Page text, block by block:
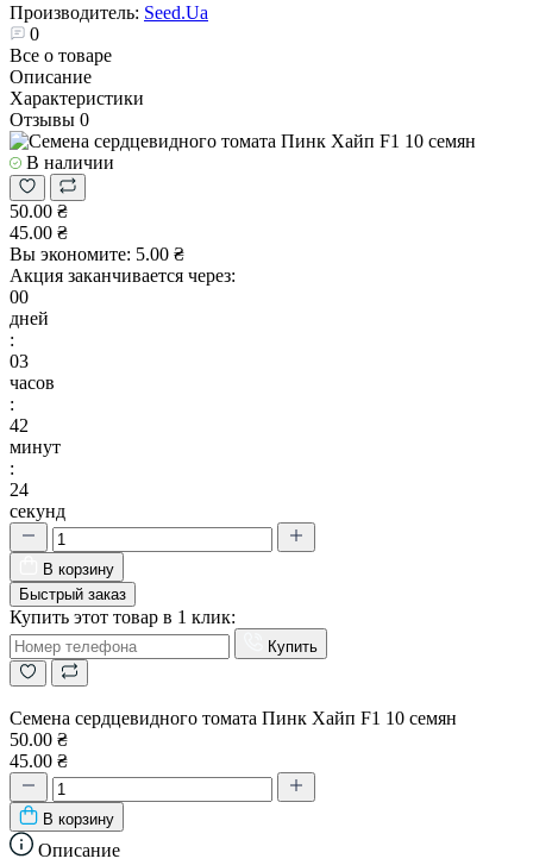
Производитель: Seed.Ua
0
Все о товаре
Описание
Характеристики
Отзывы 0
В наличии
50.00 ₴
45.00 ₴
Вы экономите: 5.00 ₴
Акция заканчивается через:
00
дней
:
03
часов
:
42
минут
:
23
секунд
В корзину
Быстрый заказ
Купить этот товар в 1 клик:
Купить
Семена сердцевидного томата Пинк Хайп F1 10 семян
50.00 ₴
45.00 ₴
В корзину
Описание